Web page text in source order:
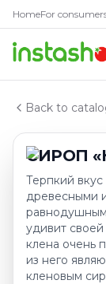
HomeFor
Back to
СИРОП
Терпкий
древесными
удивит
клена очень
из него
кленовым
Главная
Каталог
Сиропы,
СИРОП
Купить